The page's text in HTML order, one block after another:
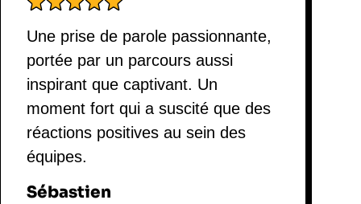
Une prise de parole passionnante,
portée par un parcours aussi
inspirant que captivant. Un
moment fort qui a suscité que des
réactions positives au sein des
équipes.
Sébastien